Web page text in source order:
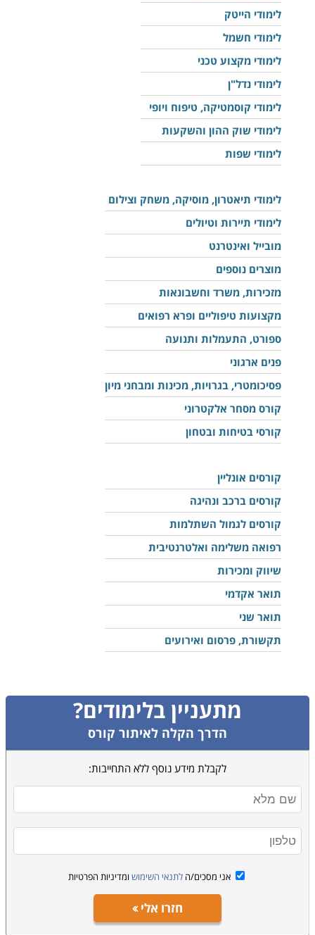
לימודי הייטק
לימודי חשמל
לימודי מקצוע טכני
לימודי נדל"ן
לימודי קוסמטיקה, טיפוח ויופי
לימודי שוק ההון והשקעות
לימודי שפות
לימודי תיאטרון, מוסיקה, משחק וצילום
לימודי תיירות וטיולים
מובייל ואינטרנט
מוצרים נוספים
מזכירות, משרד וחשבונאות
מקצועות טיפוליים ופרא רפואים
ספורט, התעמלות ותנועה
פנים ארגוני
פסיכומטרי, בגרויות, מכינות ומבחני מיון
קורס מסחר אלקטרוני
קורסי בטיחות ובטחון
קורסים אונליין
קורסים ברכב ונהיגה
קורסים לגמול השתלמות
רפואה משלימה ואלטרנטיבית
שיווק ומכירות
תואר אקדמי
תואר שני
תקשורת, פרסום ואירועים
מתעניין בלימודים?
הדרך הקלה לאיתור קורס
לקבלת מידע נוסף ללא התחייבות:
אני מסכים/ה לתנאי השימוש ומדיניות הפרטיות
חזרו אלי